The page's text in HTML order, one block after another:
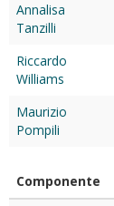
Annalisa
Tanzilli
Riccardo
Williams
Maurizio
Pompili
Componente